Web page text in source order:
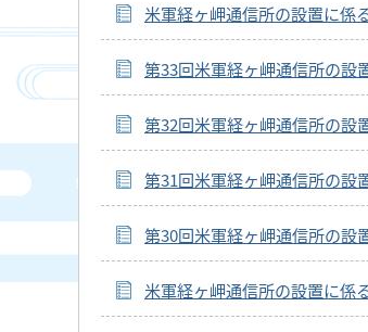
米軍経ヶ岬通信所の設置に係
第33回米軍経ヶ岬通信所の設
第32回米軍経ヶ岬通信所の設
第31回米軍経ヶ岬通信所の設
第30回米軍経ヶ岬通信所の設
米軍経ヶ岬通信所の設置に係